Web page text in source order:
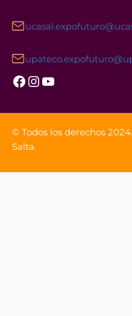
Facebook InstagramYouTube
© Todos los derechos
Salta.